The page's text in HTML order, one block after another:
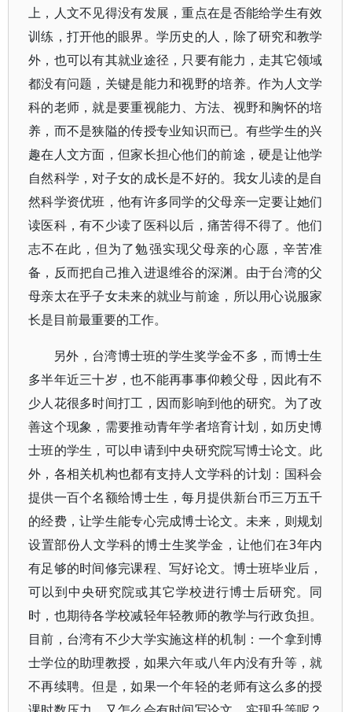
上，人文不见得没有发展，重点在是否能给学生有效
训练，打开他的眼界。学历史的人，除了研究和教学
外，也可以有其就业途径，只要有能力，走其它领域
都没有问题，关键是能力和视野的培养。作为人文学
科的老师，就是要重视能力、方法、视野和胸怀的培
养，而不是狭隘的传授专业知识而已。有些学生的兴
趣在人文方面，但家长担心他们的前途，硬是让他学
自然科学，对子女的成长是不好的。我女儿读的是自
然科学资优班，他有许多同学的父母亲一定要让她们
读医科，有不少读了医科以后，痛苦得不得了。他们
志不在此，但为了勉强实现父母亲的心愿，辛苦准
备，反而把自己推入进退维谷的深渊。由于台湾的父
母亲太在乎子女未来的就业与前途，所以用心说服家
长是目前最重要的工作。
另外，台湾博士班的学生奖学金不多，而博士生
多半年近三十岁，也不能再事事仰赖父母，因此有不
少人花很多时间打工，因而影响到他的研究。为了改
善这个现象，需要推动青年学者培育计划，如历史博
士班的学生，可以申请到中央研究院写博士论文。此
外，各相关机构也都有支持人文学科的计划：国科会
提供一百个名额给博士生，每月提供新台币三万五千
的经费，让学生能专心完成博士论文。未来，则规划
设置部份人文学科的博士生奖学金，让他们在3年内
有足够的时间修完课程、写好论文。博士班毕业后，
可以到中央研究院或其它学校进行博士后研究。同
时，也期待各学校减轻年轻教师的教学与行政负担。
目前，台湾有不少大学实施这样的机制：一个拿到博
士学位的助理教授，如果六年或八年内没有升等，就
不再续聘。但是，如果一个年轻的老师有这么多的授